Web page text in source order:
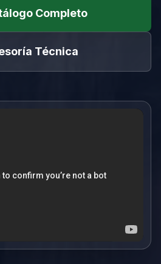
Completo
Técnica